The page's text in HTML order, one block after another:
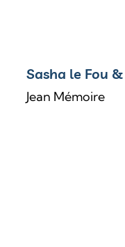
Sasha le Fou
Jean Mémoire